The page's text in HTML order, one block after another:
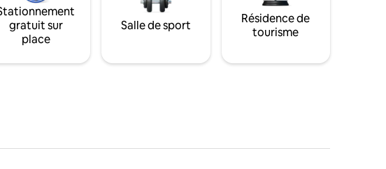
gratuit sur
place
Salle de sport
Résidence de
tourisme